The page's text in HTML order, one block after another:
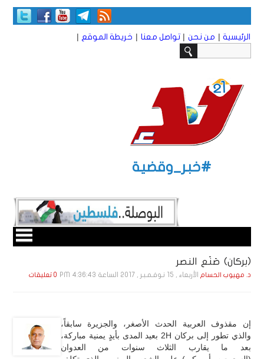
الرئيسية | من نحن | تواصل معنا | خريطة الموقع |
#خبر_وقضية
(بركان) صَنَع النصر
د. مهيوب الحسام الأربعاء , 15 نـوفـمـبـر , 2017 الساعة 4:36:43 PM 0 تعليقات
إن مقذوف العربية الحدث الأصغر، والجزيرة سابقاً،
والذي تطور إلى بركان 2H بعيد المدى بأيدٍ يمنية مباركة،
بعد ما يقارب الثلاث سنوات من العدوان